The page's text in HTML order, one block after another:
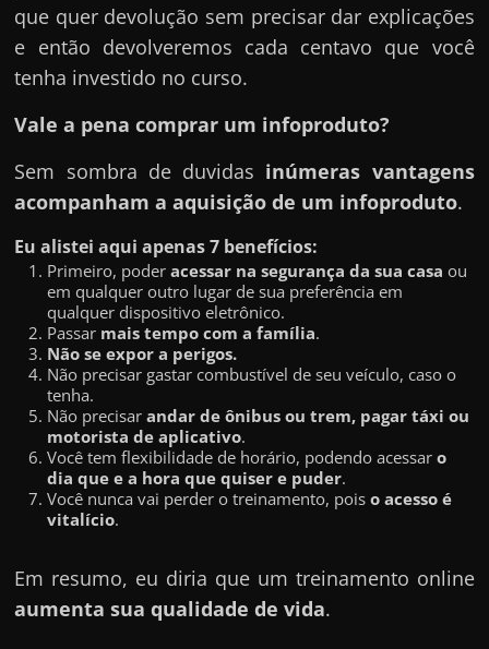
que quer devolução sem precisar dar explicações
e então devolveremos cada centavo que você
tenha investido no curso.
Vale a pena comprar um infoproduto?
Sem sombra de duvidas inúmeras vantagens
acompanham a aquisição de um infoproduto.
Eu alistei aqui apenas 7 benefícios:
Primeiro, poderacessar na segurança da sua casa ou
em qualquer outro lugar de sua preferência em
qualquer dispositivo eletrônico.
Passar mais tempo com a família.
Não se expor a perigos.
Não precisar gastar combustível de seu veículo, caso o
tenha.
Não precisarandar de ônibus ou trem, pagar táxi ou
motorista de aplicativo.
Você tem flexibilidade de horário, podendo acessaro
dia que e a hora que quiser e puder.
Você nunca vai perder o treinamento, poiso acesso é
vitalício.
Em resumo, eu diria que um treinamento online
aumenta sua qualidade de vida.